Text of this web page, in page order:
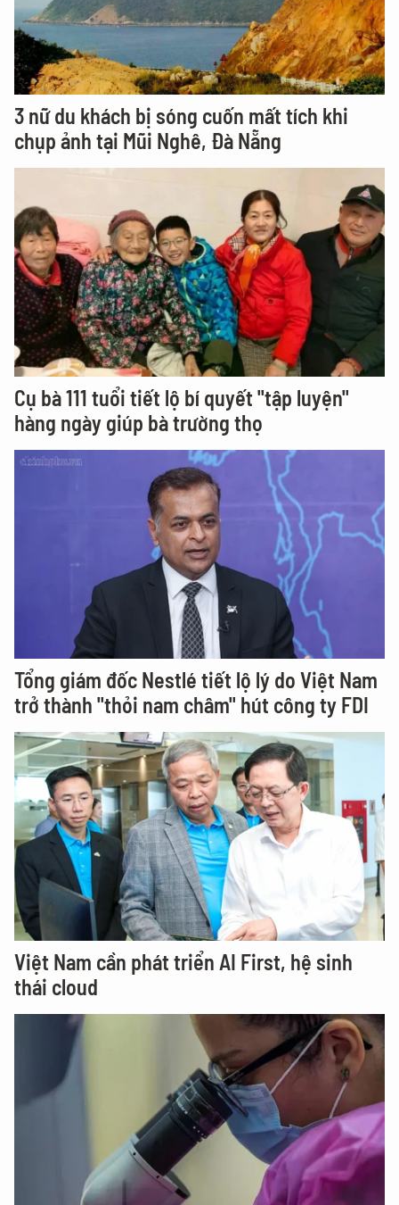
3 nữ du khách bị sóng cuốn mất tích khi
chụp ảnh tại Mũi Nghê, Đà Nẵng
Cụ bà 111 tuổi tiết lộ bí quyết "tập luyện"
hàng ngày giúp bà trường thọ
Tổng giám đốc Nestlé tiết lộ lý do Việt Nam
trở thành "thỏi nam châm" hút công ty FDI
Việt Nam cần phát triển AI First, hệ sinh
thái cloud